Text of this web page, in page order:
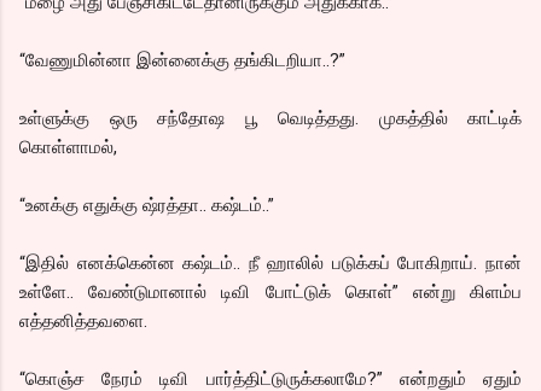
“வேணுமின்னா இன்னைக்கு தங்கிடறியா..?”
உள்ளுக்கு ஒரு சந்தோஷ பூ வெடித்தது. முகத்தில் காட்டிக்
கொள்ளாமல்,
“உனக்கு எதுக்கு ஷ்ரத்தா.. கஷ்டம்..”
“இதில் எனக்கென்ன கஷ்டம்.. நீ ஹாலில் படுக்கப் போகிறாய். நான்
உள்ளே.. வேண்டுமானால் டிவி போட்டுக் கொள்” என்று கிளம்ப
எத்தனித்தவளை.
“கொஞ்ச நேரம் டிவி பார்த்திட்டுருக்கலாமே?” என்றதும் ஏதும்